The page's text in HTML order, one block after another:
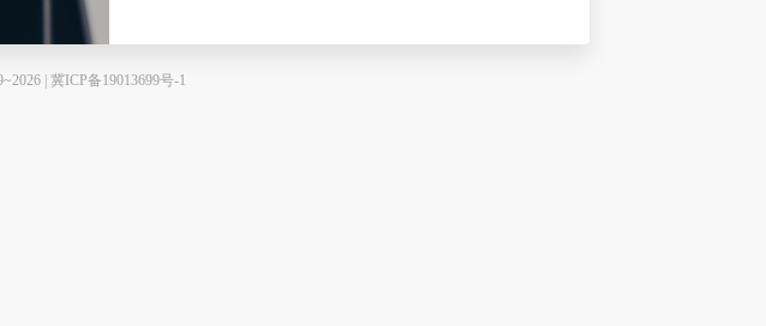
| 冀ICP备19013699号-1